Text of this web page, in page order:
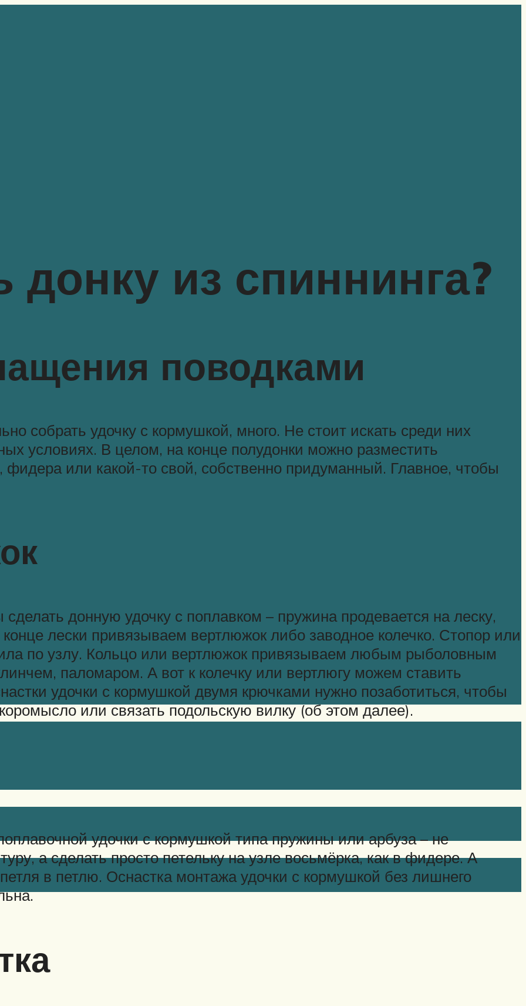
донку из спиннинга?
поводками
собрать удочку с кормушкой, много. Не стоит искать среди них
условиях. В целом, на конце полудонки можно разместить
или какой-то свой, собственно придуманный. Главное, чтобы
донную удочку с поплавком – пружина продевается на леску,
лески привязываем вертлюжок либо заводное колечко. Стопор или
по узлу. Кольцо или вертлюжок привязываем любым рыболовным
паломаром. А вот к колечку или вертлюгу можем ставить
удочки с кормушкой двумя крючками нужно позаботиться, чтобы
или связать подольскую вилку (об этом далее).
удочки с кормушкой типа пружины или арбуза – не
а сделать просто петельку на узле восьмёрка, как в фидере. А
в петлю. Оснастка монтажа удочки с кормушкой без лишнего